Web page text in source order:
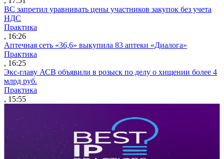
ВС запретил уравнивать цены участников закупок без учета
НДС
Практика
, 16:26
Аптечная сеть «36,6» выкупила 83 аптеки «Диалога»
Практика
, 16:25
Экс-главу АСВ объявили в розыск по делу о хищении более 4
млрд руб.
Практика
, 15:55